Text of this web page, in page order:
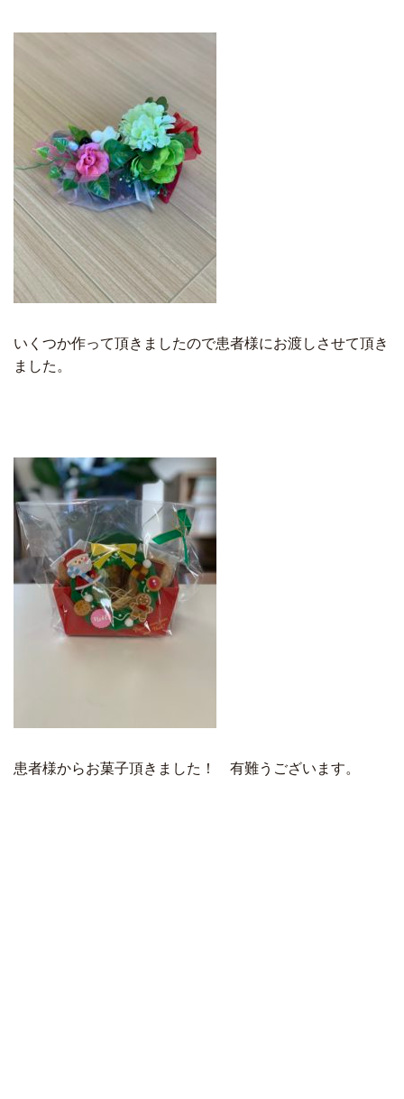
いくつか作って頂きましたので患者様にお渡しさせて頂き
ました。
患者様からお菓子頂きました！ 有難うございます。